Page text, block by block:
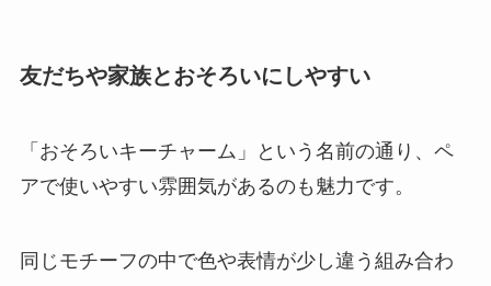
友だちや家族とおそろいにしやすい
「おそろいキーチャーム」という名前の通り、ペ
アで使いやすい雰囲気があるのも魅力です。
同じモチーフの中で色や表情が少し違う組み合わ